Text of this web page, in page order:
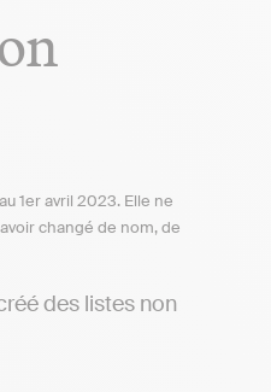
1er avril 2023. Elle ne
changé de nom, de
des listes non